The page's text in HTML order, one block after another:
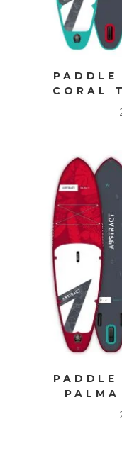
PADDLE
CORAL
PADDLE
PALMA